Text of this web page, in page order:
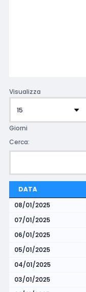
Visualizza
Giorni
Cerca:
DATA
08/01/2025
07/01/2025
06/01/2025
05/01/2025
04/01/2025
03/01/2025